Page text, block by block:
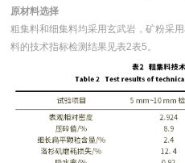
原材料选择
粗集料和细集料均采用玄武岩，矿粉采
料的技术指标检测结果见表2表5。